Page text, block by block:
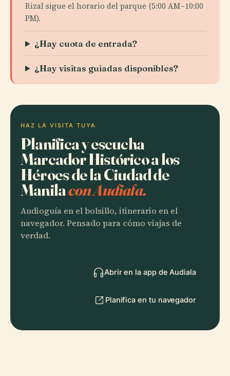
Rizal sigue el horario del parque (5:00 AM–10:00
PM).
¿Hay cuota de entrada?
¿Hay visitas guiadas disponibles?
HAZ LA VISITA TUYA
Planifica y escucha
Marcador Histórico a los
Héroes de la Ciudad de
Manilacon Audiala.
Audioguía en el bolsillo, itinerario en el
navegador. Pensado para cómo viajas de
verdad.
Abrir en la app de Audiala
Planifica en tu navegador